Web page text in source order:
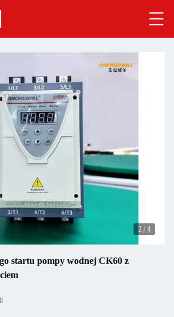
2 / 4
startu pompy wodnej CK60 z